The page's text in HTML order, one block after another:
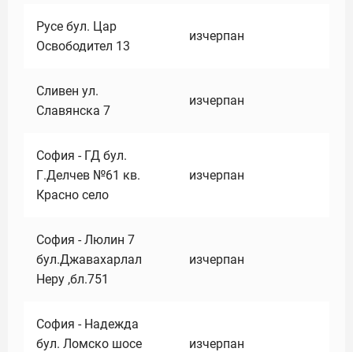
Русе бул. Цар
Освободител 13
изчерпан
Сливен ул.
Славянска 7
изчерпан
София - ГД бул.
Г.Делчев №61 кв.
Красно село
изчерпан
София - Люлин 7
бул.Джавахарлал
Неру ,бл.751
изчерпан
София - Надежда
бул. Ломско шосе
изчерпан